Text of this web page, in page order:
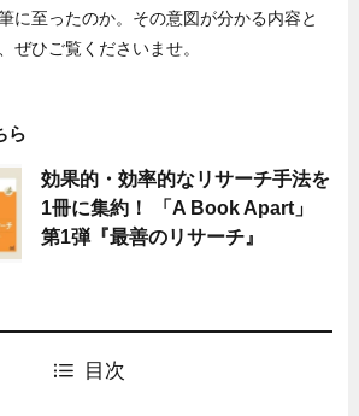
に至ったのか。その意図が分かる内容と
ぜひご覧くださいませ。
ら
効果的・効率的なリサーチ手法を
1冊に集約！ 「A Book Apart」
第1弾『最善のリサーチ』
目次